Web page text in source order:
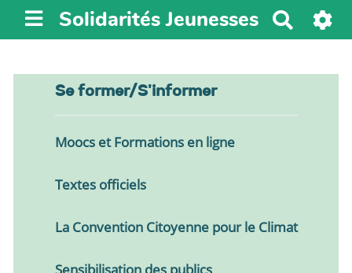
Solidarités Jeunesses
e
h
r
Se former/S'informer
Moocs et Formations en ligne
Textes officiels
La Convention Citoyenne pour le Climat